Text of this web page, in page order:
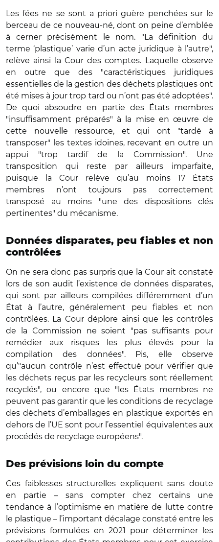
Les fées ne se sont a priori guère penchées sur le
berceau de ce nouveau-né, dont on peine d’emblée
à cerner précisément le nom. "La définition du
terme ‘plastique’ varie d’un acte juridique à l’autre",
relève ainsi la Cour des comptes. Laquelle observe
en outre que des "caractéristiques juridiques
essentielles de la gestion des déchets plastiques ont
été mises à jour trop tard ou n’ont pas été adoptées".
De quoi absoudre en partie des États membres
"insuffisamment préparés" à la mise en œuvre de
cette nouvelle ressource, et qui ont "tardé à
transposer" les textes idoines, recevant en outre un
appui "trop tardif de la Commission". Une
transposition qui reste par ailleurs imparfaite,
puisque la Cour relève qu’au moins 17 États
membres n’ont toujours pas correctement
transposé au moins "une des dispositions clés
pertinentes" du mécanisme.
Données disparates, peu fiables et non
contrôlées
On ne sera donc pas surpris que la Cour ait constaté
lors de son audit l’existence de données disparates,
qui sont par ailleurs compilées différemment d’un
État à l’autre, généralement peu fiables et non
contrôlées. La Cour déplore ainsi que les contrôles
de la Commission ne soient "pas suffisants pour
remédier aux risques les plus élevés pour la
compilation des données". Pis, elle observe
qu’"aucun contrôle n’est effectué pour vérifier que
les déchets reçus par les recycleurs sont réellement
recyclés", ou encore que "les États membres ne
peuvent pas garantir que les conditions de recyclage
des déchets d’emballages en plastique exportés en
dehors de l’UE sont pour l’essentiel équivalentes aux
procédés de recyclage européens".
Des prévisions loin du compte
Ces faiblesses structurelles expliquent sans doute
en partie – sans compter chez certains une
tendance à l’optimisme en matière de lutte contre
le plastique – l’important décalage constaté entre les
prévisions formulées en 2021 pour déterminer les